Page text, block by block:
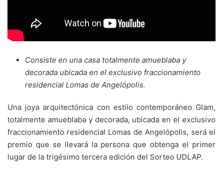
Consiste en una casa totalmente amueblaba y
decorada ubicada en el exclusivo fraccionamiento
residencial Lomas de Angelópolis.
Una joya arquitectónica con estilo contemporáneo Glam,
totalmente amueblaba y decorada, ubicada en el exclusivo
fraccionamiento residencial Lomas de Angelópolis, será el
premio que se llevará la persona que obtenga el primer
lugar de la trigésimo tercera edición del Sorteo UDLAP.